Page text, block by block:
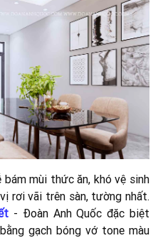
bám mùi thức ăn, khó vệ sinh
rơi vãi trên sàn, tường nhất.
- Đoàn Anh Quốc đặc biệt
gạch bóng vớ tone màu